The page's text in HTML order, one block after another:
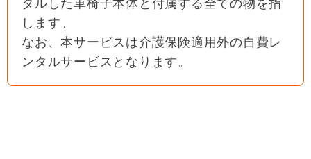
タルした車椅子本体と付属する全ての物を指
します。
なお、本サービスは介護保険適用外の自費レ
ンタルサービスとなります。